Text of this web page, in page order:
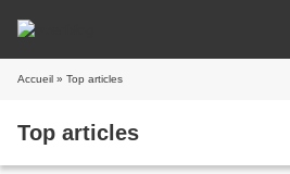
Accueil » Top articles
Top articles